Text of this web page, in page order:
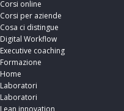
Corsi online
Corsi per aziende
Cosa ci distingue
Digital Workflow
Executive coaching
Formazione
Home
Laboratori
Laboratori
Lean innovation